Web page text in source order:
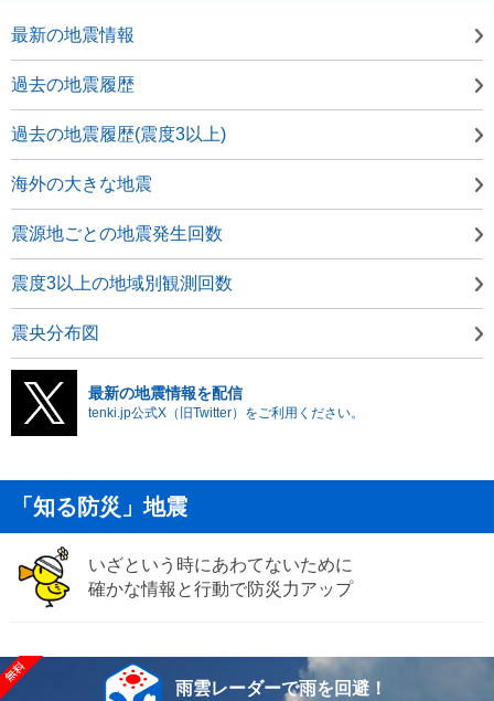
最新の地震情報
過去の地震履歴
過去の地震履歴(震度3以上)
海外の大きな地震
震源地ごとの地震発生回数
震度3以上の地域別観測回数
震央分布図
最新の地震情報を配信
tenki.jp公式X（旧Twitter）をご利用ください。
「知る防災」地震
いざという時にあわてないために
確かな情報と行動で防災力アップ
雨雲レーダーで雨を回避！